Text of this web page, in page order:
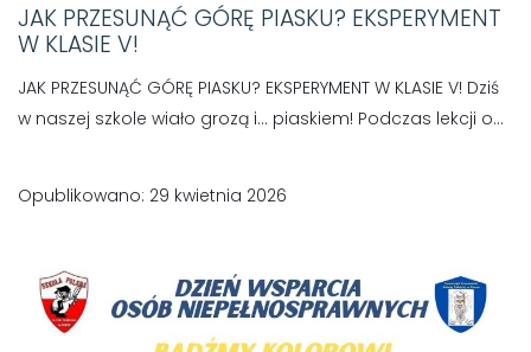
JAK PRZESUNĄĆ GÓRĘ PIASKU? EKSPERYMENT
W KLASIE V!
JAK PRZESUNĄĆ GÓRĘ PIASKU? EKSPERYMENT W KLASIE V! Dziś
w naszej szkole wiało grozą i… piaskiem! Podczas lekcji o...
Opublikowano: 29 kwietnia 2026